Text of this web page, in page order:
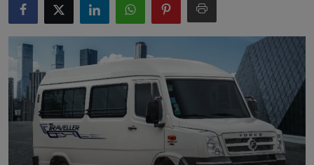
टेक्नोलॉजी
लाइफस्टाइल
बिजनेस